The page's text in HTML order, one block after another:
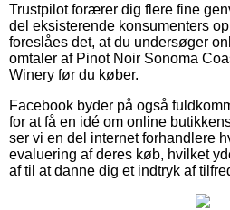
Trustpilot forærer dig flere fine
del eksisterende konsumenters
foreslåes det, at du undersøger
omtaler af Pinot Noir Sonoma
Winery før du køber.
Facebook byder på også
for at få en idé om online
ser vi en del internet forhandlere
evaluering af deres køb, hvilket
af til at danne dig et indtryk af